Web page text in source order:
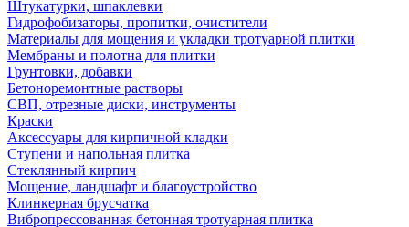
Штукатурки, шпаклевки
Гидрофобизаторы, пропитки, очистители
Материалы для мощения и укладки тротуарной плитки
Мембраны и полотна для плитки
Грунтовки, добавки
Бетоноремонтные растворы
СВП, отрезные диски, инструменты
Краски
Аксессуары для кирпичной кладки
Ступени и напольная плитка
Cтеклянный кирпич
Мощение, ландшафт и благоустройство
Клинкерная брусчатка
Вибропрессованная бетонная тротуарная плитка